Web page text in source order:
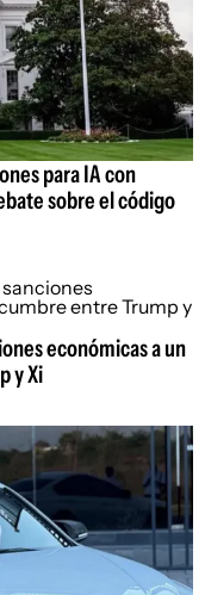
para IA con
sobre el código
económicas a un
y Xi